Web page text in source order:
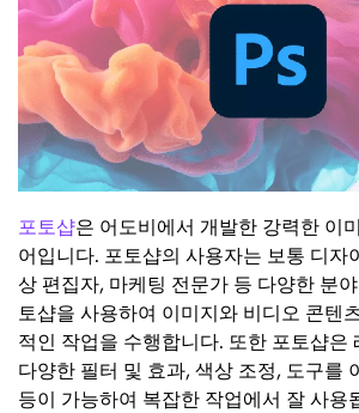
포토샵은 어도비에서 개발한 강력한 이
어입니다. 포토샵의 사용자는 보통 디자
상 편집자, 마케팅 전문가 등 다양한 분
토샵을 사용하여 이미지와 비디오 콘텐
적인 작업을 수행합니다. 또한 포토샵은
다양한 필터 및 효과, 색상 조정, 도구를
등이 가능하여 복잡한 작업에서 잘 사용